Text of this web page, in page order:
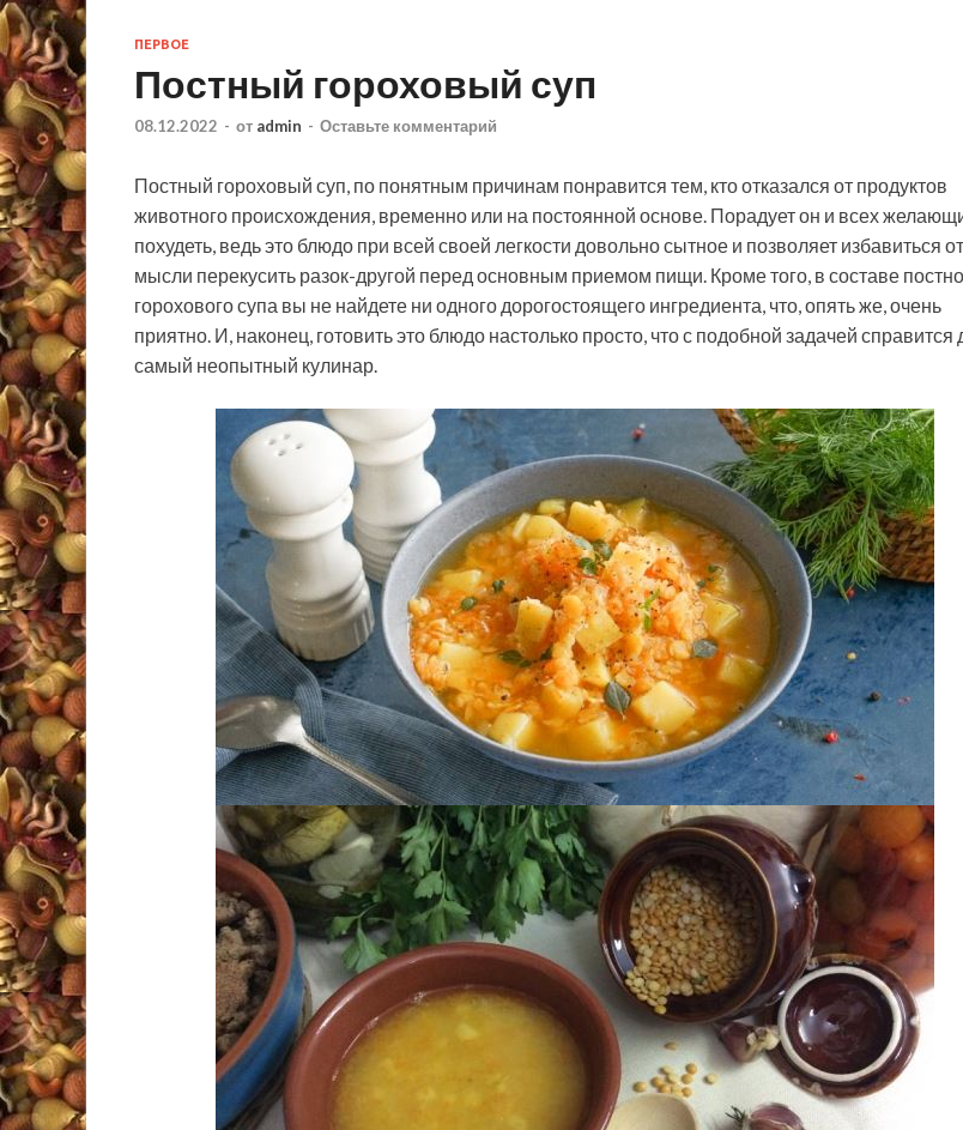
ПЕРВОЕ
Постный гороховый суп
08.12.2022 - от admin - Оставьте комментарий
Постный гороховый суп, по понятным причинам понравится тем, кто отказался от продуктов
животного происхождения, временно или на постоянной основе. Порадует он и всех
похудеть, ведь это блюдо при всей своей легкости довольно сытное и позволяет избавиться от
мысли перекусить разок-другой перед основным приемом пищи. Кроме того, в составе
горохового супа вы не найдете ни одного дорогостоящего ингредиента, что, опять же, очень
приятно. И, наконец, готовить это блюдо настолько просто, что с подобной задачей справится
самый неопытный кулинар.